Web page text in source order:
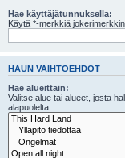
Hae käyttäjätunnuksella:
Käytä *-merkkiä
HAUN VAIHTOEHDOT
Hae alueittain:
Valitse alue tai alueet, josta
alapuolelta.